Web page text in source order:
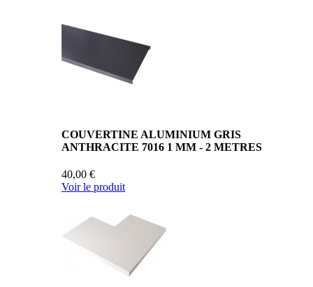
COUVERTINE ALUMINIUM GRIS
ANTHRACITE 7016 1 MM - 2 METRES
40,00 €
Voir le produit